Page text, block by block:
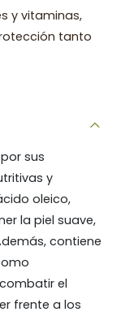
y vitaminas,
tanto
sus
y
oleico,
la piel suave,
contiene
el
frente a los